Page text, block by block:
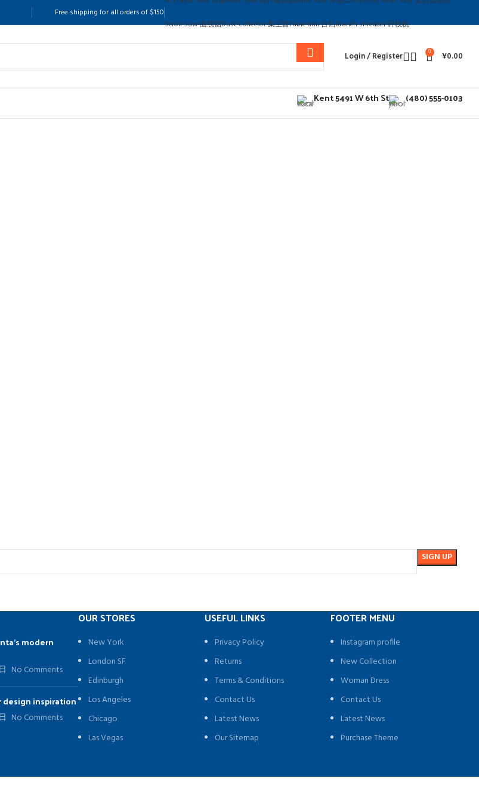
Free shipping for all orders of $150
Scroll Saw 曲线锯Dust Collector 集尘器Table drill 台钻Branch shredder 碎枝机
Login / Register 0 ¥0.00
Kent 5491 W 6th St (480) 555-0103
modern
No Comments
inspiration
No Comments
OUR STORES
New York
London SF
Edinburgh
Los Angeles
Chicago
Las Vegas
USEFUL LINKS
Privacy Policy
Returns
Terms & Conditions
Contact Us
Latest News
Our Sitemap
FOOTER MENU
Instagram profile
New Collection
Woman Dress
Contact Us
Latest News
Purchase Theme